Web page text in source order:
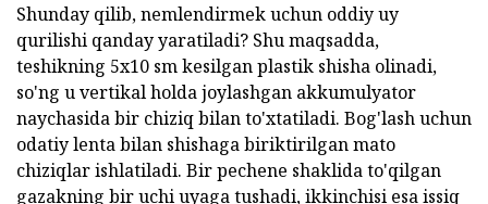
Shunday qilib, nemlendirmek uchun oddiy uy
qurilishi qanday yaratiladi? Shu maqsadda,
teshikning 5x10 sm kesilgan plastik shisha olinadi,
so'ng u vertikal holda joylashgan akkumulyator
naychasida bir chiziq bilan to'xtatiladi. Bog'lash uchun
odatiy lenta bilan shishaga biriktirilgan mato
chiziqlar ishlatiladi. Bir pechene shaklida to'qilgan
gazakning bir uchi uyaga tushadi, ikkinchisi esa issiq